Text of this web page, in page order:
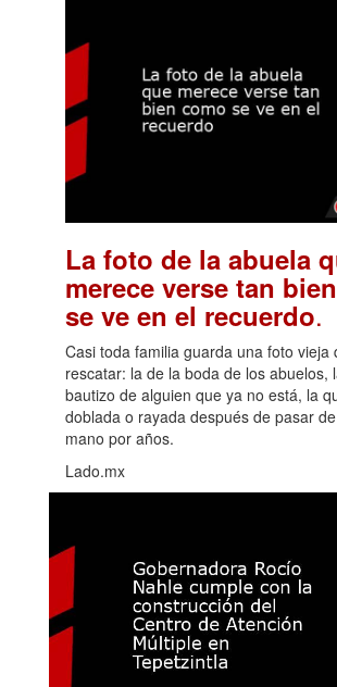
La foto de la abuela
merece verse tan
se ve en el recuerdo.
Casi toda familia guarda una foto vieja
rescatar: la de la boda de los abuelos,
bautizo de alguien que ya no está, la
doblada o rayada después de pasar
mano por años.
Lado.mx